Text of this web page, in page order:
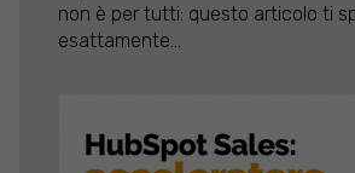
non è per tutti: questo articolo ti
esattamente...